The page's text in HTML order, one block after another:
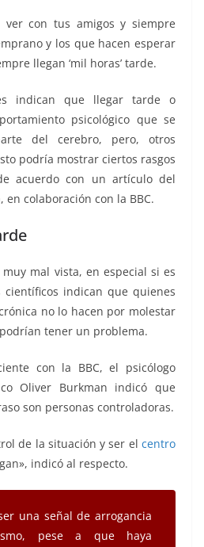
ver con tus amigos y siempre
y los que hacen esperar
llegan ‘mil horas’ tarde.
indican que llegar tarde o
psicológico que se
del cerebro, pero, otros
podría mostrar ciertos rasgos
acuerdo con un artículo del
en colaboración con la BBC.
mal vista, en especial si es
indican que quienes
no lo hacen por molestar
tener un problema.
con la BBC, el psicólogo
Oliver Burkman indicó que
son personas controladoras.
de la situación y ser el centro
indicó al respecto.
una señal de arrogancia
pese a que haya